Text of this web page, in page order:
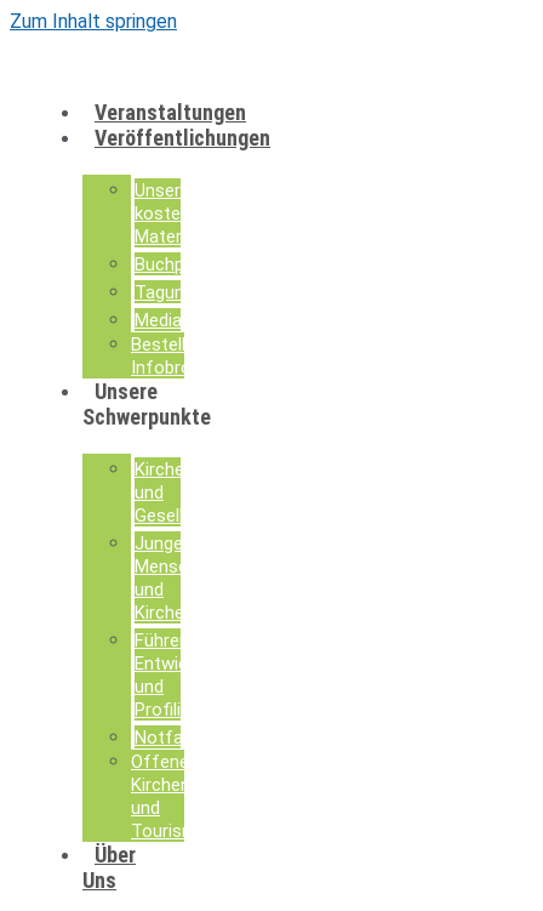
Zum Inhalt springen
Veranstaltungen
Veröffentlichungen
Unsere
kostenlosen
Materialien
Buchpublikationen
Tagungsdokumentationen
Mediathek
Bestellung
Infobroschüren
Unsere
Schwerpunkte
Kirche
und
Gesellschaft
Junge
Menschen
und
Kirche
Führen,
Entwickeln
und
Profilieren
Notfallseelsorge
Offene
Kirchen
und
Tourismusseelsorge
Über
Uns